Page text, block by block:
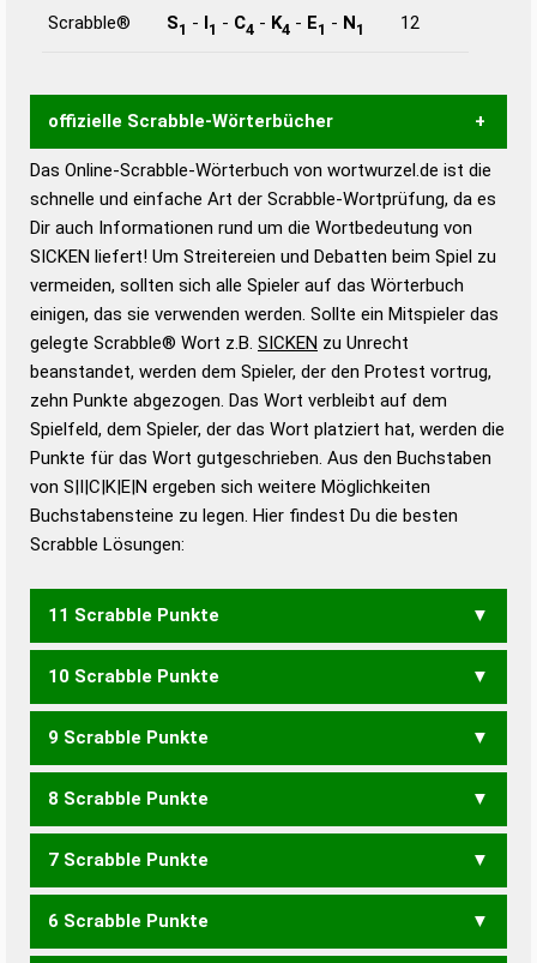
Scrabble® S1 - I1 - C4 - K4 - E1 - N1 12
offizielle Scrabble-Wörterbücher
Wortwurzel liefert mit Hilfe eines semantischen
Wortanalyse-Algorithmus gute Anhaltspunkte zu
Wortbedeutung, Worttrennung und Wortform, um die
Gültigkeit eines Wortes für das Scrabble-Spiel zu
bestimmen!
zugelassene Turnier Scrabble-
Wörterbücher sind:
Duden – Standardwerk in 12 Bänden
Duden – Richtiges und gutes
Deutsch
Duden – Die deutsche Grammatik
Duden – Deutsches
Das Online-Scrabble-Wörterbuch von wortwurzel.de ist die
schnelle und einfache Art der Scrabble-Wortprüfung, da es
Dir auch Informationen rund um die Wortbedeutung von
SICKEN liefert! Um Streitereien und Debatten beim Spiel zu
vermeiden, sollten sich alle Spieler auf das Wörterbuch
einigen, das sie verwenden werden. Sollte ein Mitspieler das
gelegte Scrabble® Wort z.B. SICKEN zu Unrecht
beanstandet, werden dem Spieler, der den Protest vortrug,
zehn Punkte abgezogen. Das Wort verbleibt auf dem
Spielfeld, dem Spieler, der das Wort platziert hat, werden die
Punkte für das Wort gutgeschrieben. Aus den Buchstaben
von S|I|C|K|E|N ergeben sich weitere Möglichkeiten
Buchstabensteine zu legen. Hier findest Du die besten
Scrabble Lösungen:
11 Scrabble Punkte
NICKE
10 Scrabble Punkte
ECKS NECK NICK
9 Scrabble Punkte
ECK KSC
8 Scrabble Punkte
KEINS KIENS KNIES SINKE
7 Scrabble Punkte
ICES KEIN KIEN KIES
6 Scrabble Punkte